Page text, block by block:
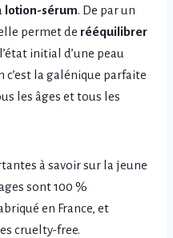
lotion-sérum. De par un
permet de rééquilibrer
initial d’une peau
c’est la galénique parfaite
les âges et tous les
à savoir sur la jeune
sont 100 %
en France, et
cruelty-free.